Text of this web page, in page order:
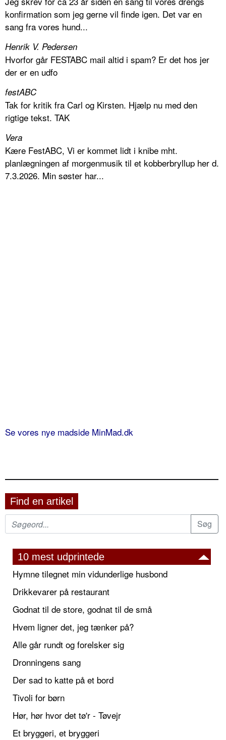
konfirmation som jeg gerne vil finde igen. Det var en
sang fra vores hund...
Henrik V. Pedersen
Hvorfor går FESTABC mail altid i spam? Er det hos jer
der er en udfo
festABC
Tak for kritik fra Carl og Kirsten. Hjælp nu med den
rigtige tekst. TAK
Vera
Kære FestABC, Vi er kommet lidt i knibe mht.
planlægningen af morgenmusik til et kobberbryllup her d.
7.3.2026. Min søster har...
Se vores nye madside MinMad.dk
Find en artikel
10 mest udprintede
Hymne tilegnet min vidunderlige husbond
Drikkevarer på restaurant
Godnat til de store, godnat til de små
Hvem ligner det, jeg tænker på?
Alle går rundt og forelsker sig
Dronningens sang
Der sad to katte på et bord
Tivoli for børn
Hør, hør hvor det tø'r - Tøvejr
Et bryggeri, et bryggeri